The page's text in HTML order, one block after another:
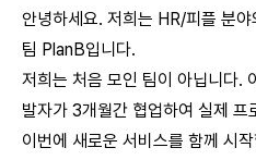
안녕하세요. 저희는 HR/피플 분
팀 PlanB입니다.
저희는 처음 모인 팀이 아닙니다.
발자가 3개월간 협업하여 실제
이번에 새로운 서비스를 함께 시